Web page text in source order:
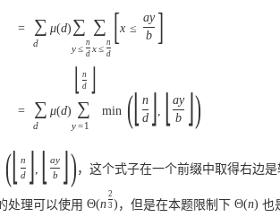
= ∑
d
μ(d) ∑
y≤
n
d
∑
x≤
n
d
[x ≤
ay
b ]
= ∑
d
μ(d)
n
d
∑
y= 1
min (
n
d
⌋ ay
b
)
(⌊
n
d
ay
b
) ，这个式子在一个前缀中取得右边
处理可以使用 Θ(n
2
3 ) ，但是在本题限制下Θ(n) 也